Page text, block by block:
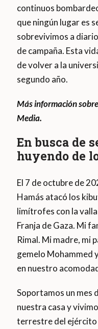
continuos
que ningún lugar es
sobrevivimos a
de campaña. Esta
de volver a la
segundo año.
Más información
Media.
En busca de
huyendo de
El 7 de octubre de
Hamás atacó los
limítrofes con la
Franja de Gaza. Mi
Rimal. Mi madre, mi
gemelo Mohammed
en nuestro
Soportamos un mes
nuestra casa y
terrestre del ejército